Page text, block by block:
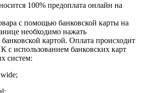
100% предоплата онлайн на
с помощью банковской карты на
необходимо нажать
картой. Оплата происходит
использованием банковских карт
систем: